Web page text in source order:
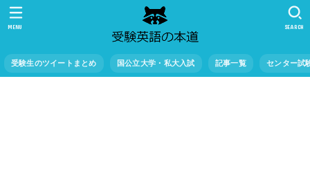
受験生のツイートまとめ 国公立大学・私大入試 記事一覧 センター試
SEARCH
MENU